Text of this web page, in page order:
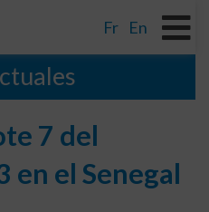
Fr En
7 del
en el Senegal